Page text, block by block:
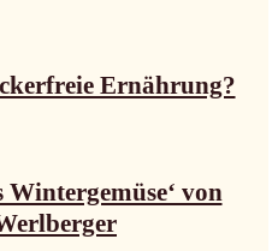
Ernährung?
Wintergemüse‘ von